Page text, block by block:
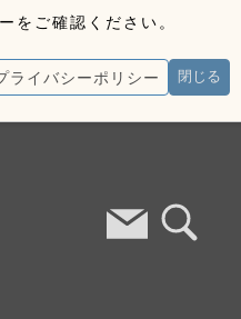
をご確認ください。
ライバシーポリシー 閉じる